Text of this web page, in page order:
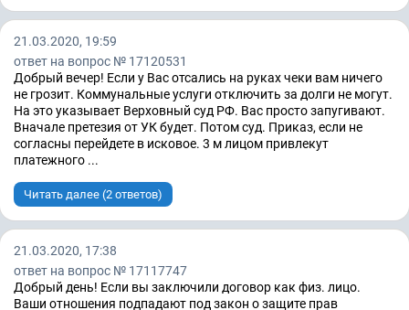
21.03.2020, 19:59
ответ на вопрос № 17120531
Добрый вечер! Если у Вас отсались на руках чеки вам ничего
не грозит. Коммунальные услуги отключить за долги не могут.
На это указывает Верховный суд РФ. Вас просто запугивают.
Вначале претезия от УК будет. Потом суд. Приказ, если не
согласны перейдете в исковое. 3 м лицом привлекут
платежного ...
Читать далее (2 ответов)
21.03.2020, 17:38
ответ на вопрос № 17117747
Добрый день! Если вы заключили договор как физ. лицо.
Ваши отношения подпадают под закон о защите прав